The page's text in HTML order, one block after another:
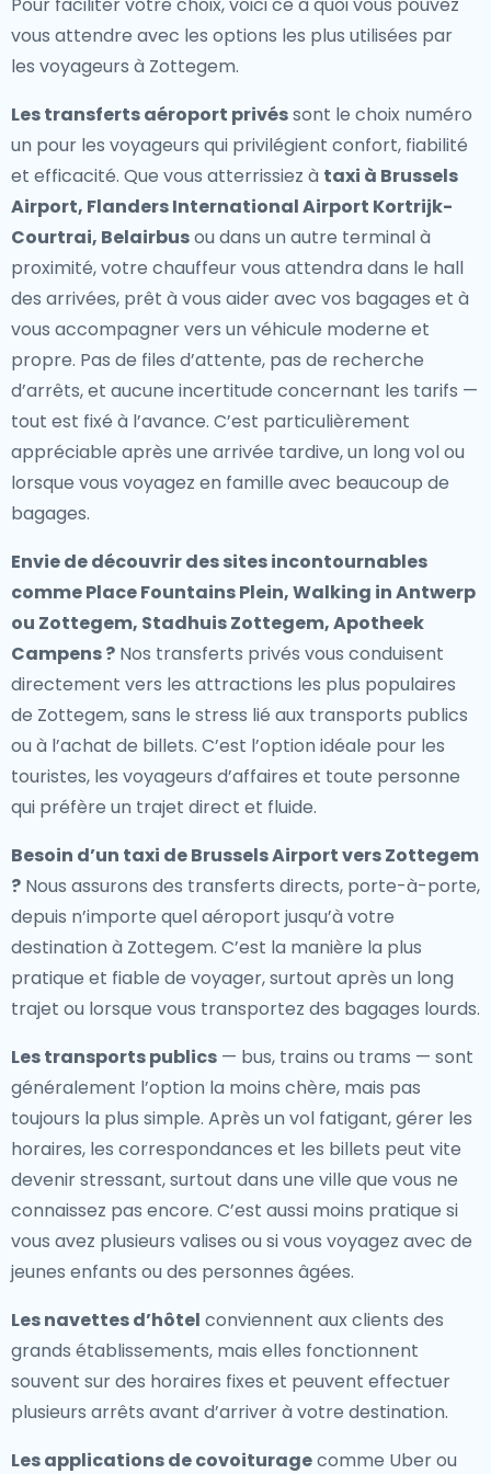
vous attendre avec les options les plus utilisées par
les voyageurs à Zottegem.
Les transferts aéroport privéssont le choix numéro
un pour les voyageurs qui privilégient confort, fiabilité
et efficacité. Que vous atterrissiez à taxi à Brussels
Airport, Flanders International Airport Kortrijk-
Courtrai, Belairbusou dans un autre terminal à
proximité, votre chauffeur vous attendra dans le hall
des arrivées, prêt à vous aider avec vos bagages et à
vous accompagner vers un véhicule moderne et
propre. Pas de files d’attente, pas de recherche
d’arrêts, et aucune incertitude concernant les tarifs —
tout est fixé à l’avance. C’est particulièrement
appréciable après une arrivée tardive, un long vol ou
lorsque vous voyagez en famille avec beaucoup de
bagages.
Envie de découvrir des sites incontournables
comme Place Fountains Plein, Walking in Antwerp
ou Zottegem, Stadhuis Zottegem, Apotheek
Campens ? Nos transferts privés vous conduisent
directement vers les attractions les plus populaires
de Zottegem, sans le stress lié aux transports publics
ou à l’achat de billets. C’est l’option idéale pour les
touristes, les voyageurs d’affaires et toute personne
qui préfère un trajet direct et fluide.
Besoin d’un taxi de Brussels Airport vers Zottegem
? Nous assurons des transferts directs, porte-à-porte,
depuis n’importe quel aéroport jusqu’à votre
destination à Zottegem. C’est la manière la plus
pratique et fiable de voyager, surtout après un long
trajet ou lorsque vous transportez des bagages lourds.
Les transports publics — bus, trains ou trams — sont
généralement l’option la moins chère, mais pas
toujours la plus simple. Après un vol fatigant, gérer les
horaires, les correspondances et les billets peut vite
devenir stressant, surtout dans une ville que vous ne
connaissez pas encore. C’est aussi moins pratique si
vous avez plusieurs valises ou si vous voyagez avec de
jeunes enfants ou des personnes âgées.
Les navettes d’hôtel conviennent aux clients des
grands établissements, mais elles fonctionnent
souvent sur des horaires fixes et peuvent effectuer
plusieurs arrêts avant d’arriver à votre destination.
Les applications de covoituragecomme Uber ou